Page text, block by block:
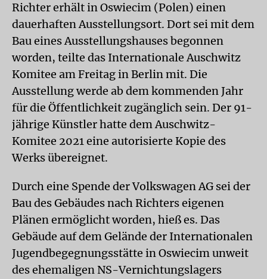
Richter erhält in Oswiecim (Polen) einen
dauerhaften Ausstellungsort. Dort sei mit dem
Bau eines Ausstellungshauses begonnen
worden, teilte das Internationale Auschwitz
Komitee am Freitag in Berlin mit. Die
Ausstellung werde ab dem kommenden Jahr
für die Öffentlichkeit zugänglich sein. Der 91-
jährige Künstler hatte dem Auschwitz-
Komitee 2021 eine autorisierte Kopie des
Werks übereignet.
Durch eine Spende der Volkswagen AG sei der
Bau des Gebäudes nach Richters eigenen
Plänen ermöglicht worden, hieß es. Das
Gebäude auf dem Gelände der Internationalen
Jugendbegegnungsstätte in Oswiecim unweit
des ehemaligen NS-Vernichtungslagers